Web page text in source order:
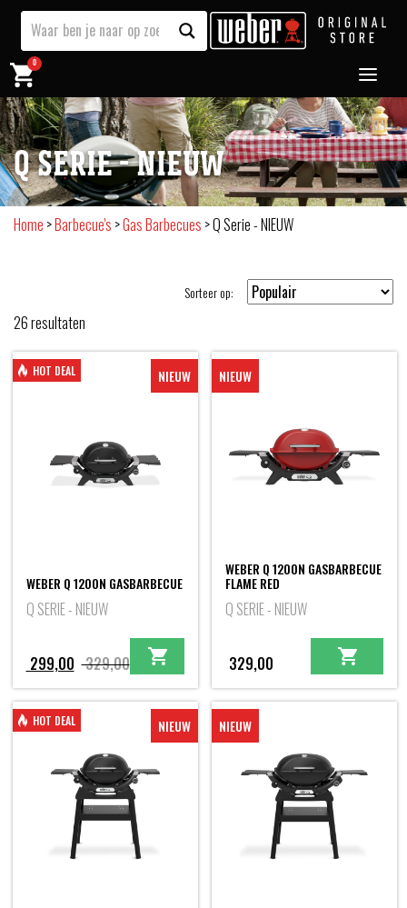
0
Q SERIE - NIEUW
Home >Barbecue's >Gas Barbecues >Q Serie - NIEUW
26resultaten
Sorteer op:
HOT DEAL NIEUW
WEBER Q 1200N GASBARBECUE
Q SERIE - NIEUW
329,00Oorspronkelijke
prijs
was:
329,00.
299,00
Huidige
prijs
is:
299,00.
NIEUW
WEBER Q 1200N GASBARBECUE
FLAME RED
Q SERIE - NIEUW
329,00
HOT DEAL NIEUW NIEUW